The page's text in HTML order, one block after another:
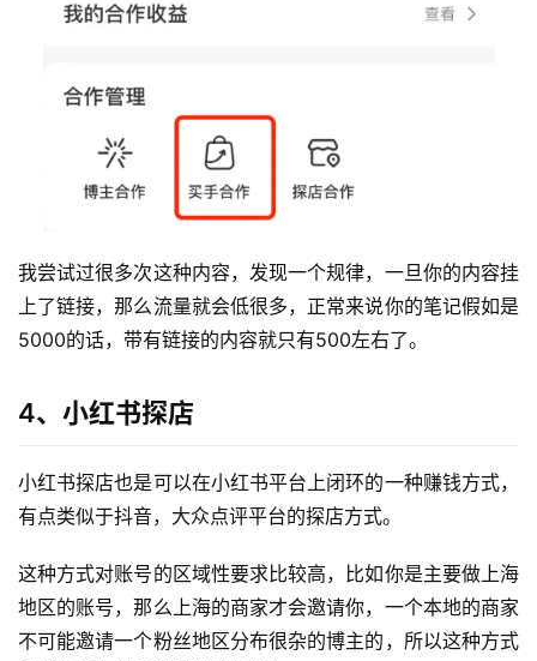
我尝试过很多次这种内容，发现一个规律，一旦你的内容挂
上了链接，那么流量就会低很多，正常来说你的笔记假如是
5000的话，带有链接的内容就只有500左右了。
4、小红书探店
小红书探店也是可以在小红书平台上闭环的一种赚钱方式，
有点类似于抖音，大众点评平台的探店方式。
这种方式对账号的区域性要求比较高，比如你是主要做上海
地区的账号，那么上海的商家才会邀请你，一个本地的商家
不可能邀请一个粉丝地区分布很杂的博主的，所以这种方式